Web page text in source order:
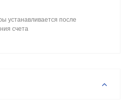
устанавливается после
счета